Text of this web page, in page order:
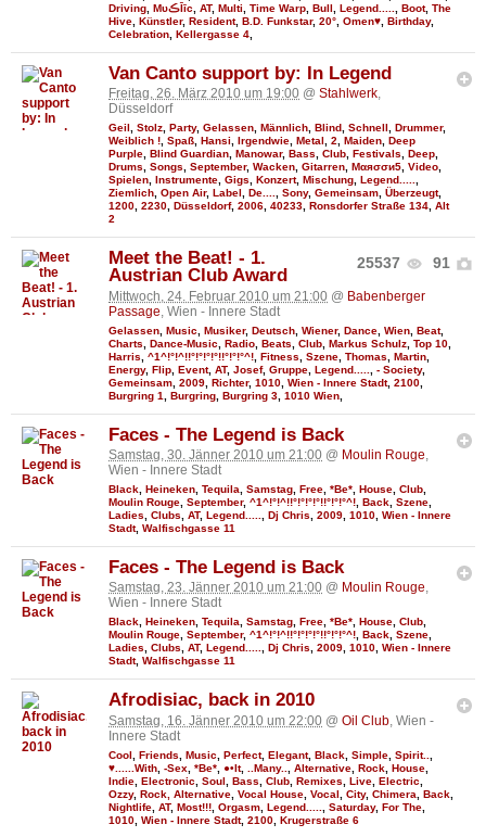
Driving
MυڪĪīc AT, Multi Time Warp Bull Legend..... Boot, The
Hive Künstler, Resident, B.D. Funkstar, 20° Omen♥ Birthday,
Celebration Kellergasse 4
Van Canto support by: In Legend
Freitag, 26. März 2010 um 19:00 @ Stahlwerk,
Düsseldorf
Geil, Stolz, Party, Gelassen, Männlich, Blind, Schnell, Drummer,
Weiblich !, Spaß, Hansi, Irgendwie, Metal, 2, Maiden, Deep
Purple, Blind Guardian, Manowar, Bass, Club, Festivals, Deep,
Drums, Songs, September, Wacken, Gitarren, Мαяσσи5, Video,
Spielen, Instrumente, Gigs, Konzert, Mischung, Legend.....,
Ziemlich, Open Air, Label, De...., Sony, Gemeinsam, Überzeugt,
1200, 2230, Düsseldorf, 2006, 40233, Ronsdorfer Straße 134, Alt
2
25537 91
Meet the Beat! - 1.
Austrian Club Award
Mittwoch, 24. Februar 2010 um 21:00 @ Babenberger
Passage , Wien - Innere Stadt
Gelassen Music Musiker, Deutsch Wiener, Dance Wien Beat,
Charts
Dance-Music Radio Beats Club Markus Schulz Top 10
Harris
^1^!°!^!!°!°!°!°!!°!°!°^! Fitness Szene Thomas Martin
Energy, Flip Event, AT, Josef, Gruppe Legend..... - Society,
Gemeinsam 2009 Richter, 1010 Wien - Innere Stadt, 2100
Burgring 1
Burgring Burgring 3 1010 Wien
Faces - The Legend is Back
Samstag, 30. Jänner 2010 um 21:00 @ Moulin Rouge,
Wien - Innere Stadt
Black Heineken Tequila Samstag Free *Be* House Club
Moulin Rouge September, ^1^!°!^!!°!°!°!°!!°!°!°^! Back Szene
Ladies
Clubs AT, Legend..... Dj Chris 2009 1010 Wien - Innere
Stadt, Walfischgasse 11
Faces - The Legend is Back
Samstag, 23. Jänner 2010 um 21:00 @ Moulin Rouge,
Wien - Innere Stadt
Black, Heineken, Tequila, Samstag, Free, *Be*, House, Club,
Moulin Rouge, September, ^1^!°!^!!°!°!°!°!!°!°!°^!, Back, Szene,
Ladies, Clubs, AT, Legend....., Dj Chris, 2009, 1010, Wien - Innere
Stadt, Walfischgasse 11
Afrodisiac, back in 2010
Samstag, 16. Jänner 2010 um 22:00 @ Oil Club , Wien -
Innere Stadt
Cool Friends Music Perfect, Elegant, Black Simple Spirit..
♥......With -Sex *Be* ●•It, ..Many.. Alternative Rock House
Indie Electronic Soul Bass Club Remixes Live Electric
Ozzy, Rock, Alternative Vocal House Vocal City, Chimera Back
Nightlife AT, Most!!! Orgasm Legend..... Saturday, For The
1010 Wien - Innere Stadt, 2100 Krugerstraße 6